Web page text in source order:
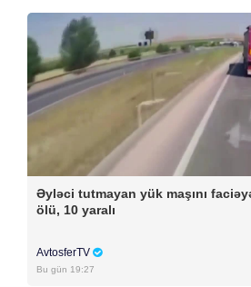
Əyləci tutmayan yük maşını
ölü, 10 yaralı
AvtosferTV
Bu gün 19:27